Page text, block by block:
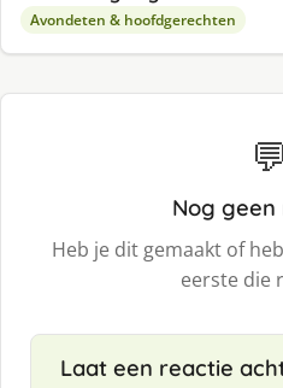
Avondeten & hoofdgerechten
💬
Nog geen
Heb je dit gemaakt of
eerste die
Laat een reactie